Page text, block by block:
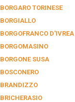
BORGARO TORINESE
BORGIALLO
BORGOFRANCO D'IVREA
BORGOMASINO
BORGONE SUSA
BOSCONERO
BRANDIZZO
BRICHERASIO